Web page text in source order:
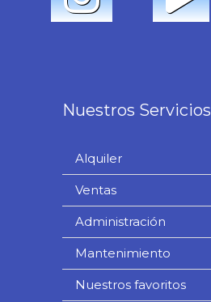
Nuestros Servicios
Alquiler
Ventas
Administración
Mantenimiento
Nuestros favoritos